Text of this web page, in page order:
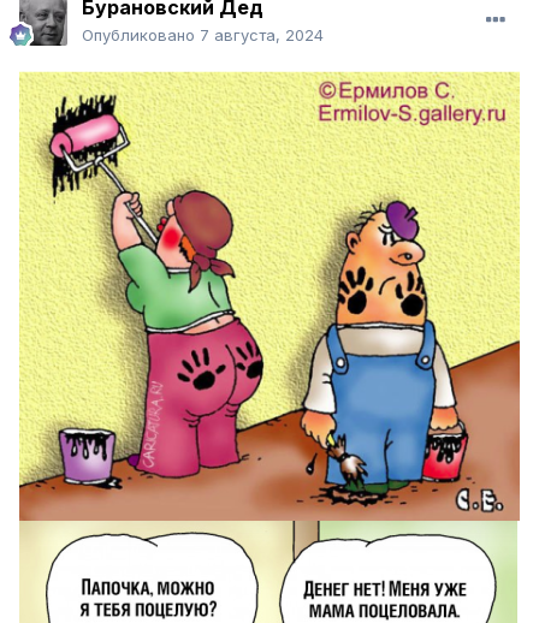
Бурановский Дед
Опубликовано 7 августа, 2024